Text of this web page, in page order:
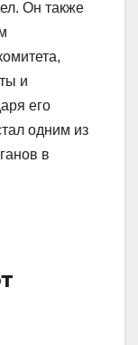
Он также
и
его
одним из
в